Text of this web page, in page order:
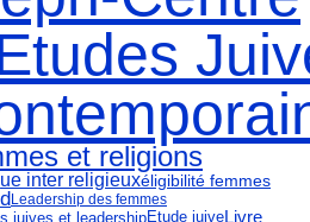
et religions
inter religieuxéligibilité femmes
Leadership des femmes
juives et leadershipEtude juive Livre